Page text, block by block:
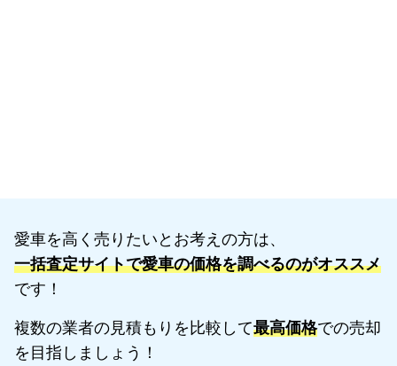
愛車を高く売りたいとお考えの方は、
一括査定サイトで愛車の価格を調べるのがオススメ
です！
複数の業者の見積もりを比較して最高価格での売却
を目指しましょう！